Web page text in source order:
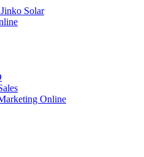
Solar
Online